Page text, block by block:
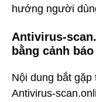
hướng người
Antivirus-
bằng cảnh
Nội dung bắt
Antivirus-